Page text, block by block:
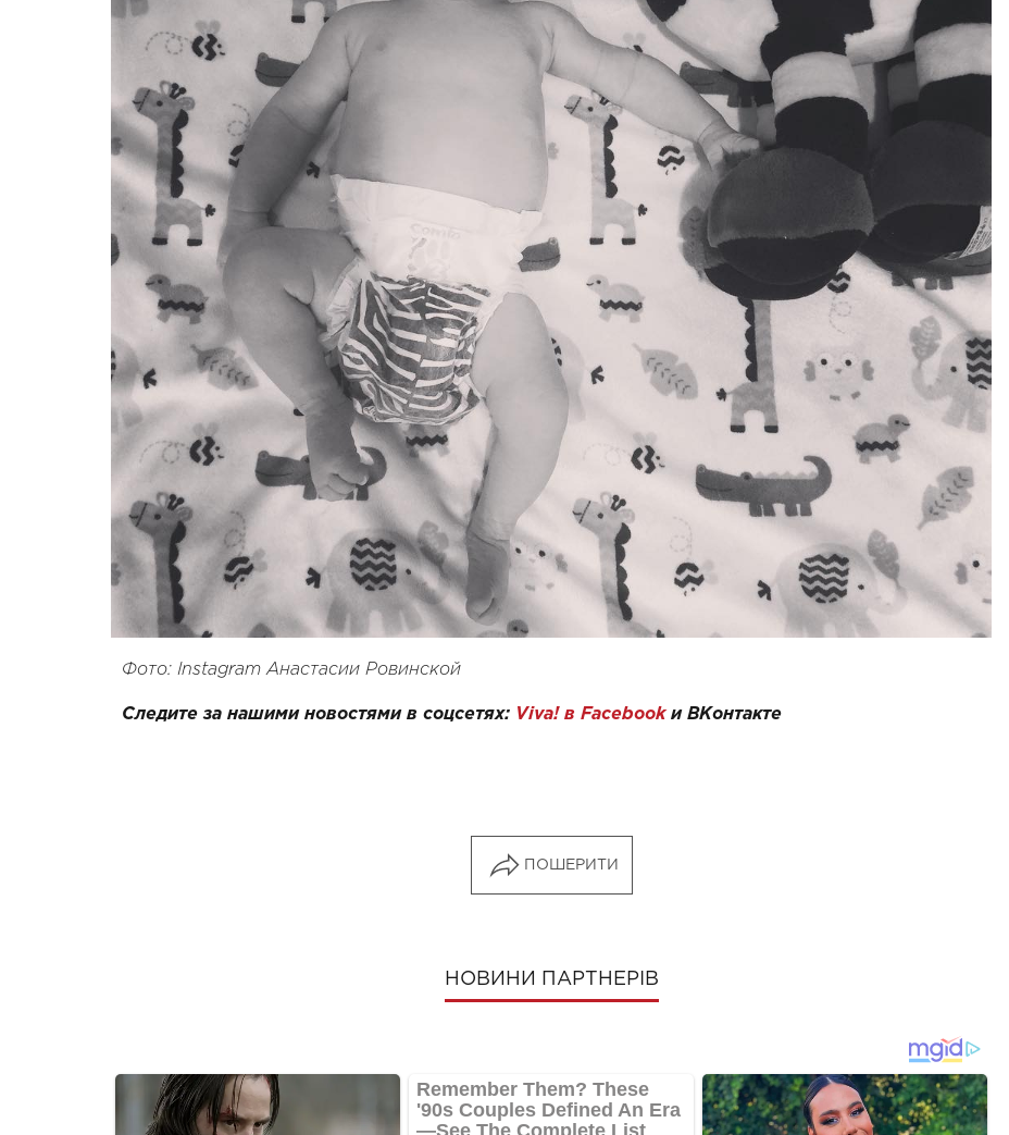
Фото: Instagram Анастасии Ровинской
Следите за нашими новостями в соцсетях: Viva! в Facebookи ВКонтакте
ПОШЕРИТИ
НОВИНИ ПАРТНЕРІВ